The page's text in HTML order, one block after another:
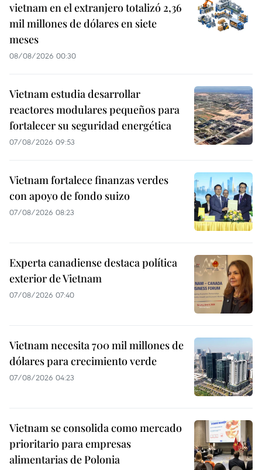
vietnam en el extranjero totalizó 2,36
mil millones de dólares en siete
meses
08/08/2026 00:30
Vietnam estudia desarrollar
reactores modulares pequeños para
fortalecer su seguridad energética
07/08/2026 09:53
Vietnam fortalece finanzas verdes
con apoyo de fondo suizo
07/08/2026 08:23
Experta canadiense destaca política
exterior de Vietnam
07/08/2026 07:40
Vietnam necesita 700 mil millones de
dólares para crecimiento verde
07/08/2026 04:23
Vietnam se consolida como mercado
prioritario para empresas
alimentarias de Polonia